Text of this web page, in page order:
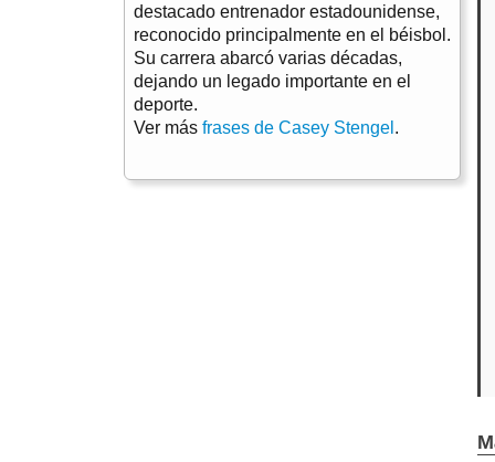
destacado entrenador estadounidense,
reconocido principalmente en el béisbol.
Su carrera abarcó varias décadas,
dejando un legado importante en el
deporte.
Ver más frases de Casey Stengel .